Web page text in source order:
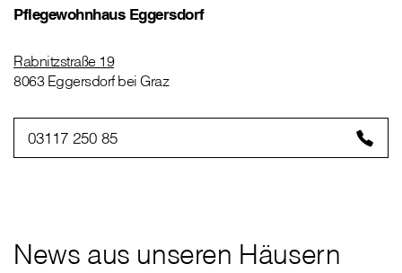
Pflegewohnhaus Eggersdorf
Rabnitzstraße 19
8063 Eggersdorf bei Graz
03117 250 85
News aus unseren Häusern